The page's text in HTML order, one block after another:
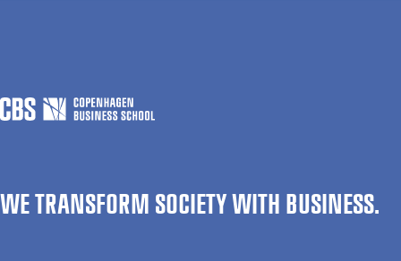
WE TRANSFORM SOCIETY WITH BUSINESS.